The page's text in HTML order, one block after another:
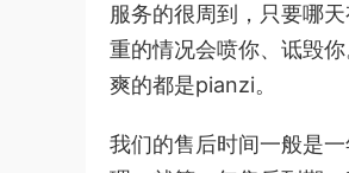
服务的很周到，只要哪
重的情况会喷你、诋毁
爽的都是pianzi。
我们的售后时间一般是